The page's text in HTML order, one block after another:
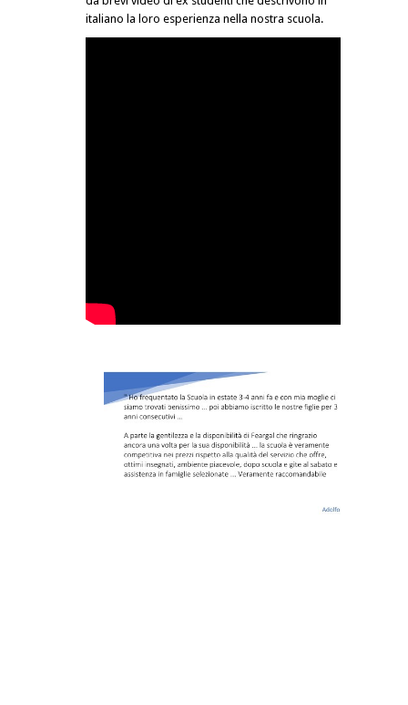
italiano la loro esperienza nella nostra scuola.